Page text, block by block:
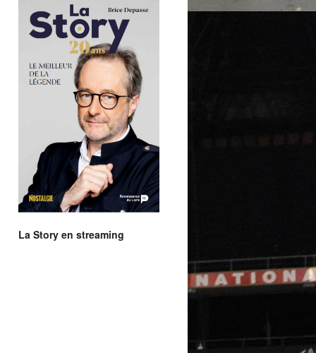
La Story en streaming